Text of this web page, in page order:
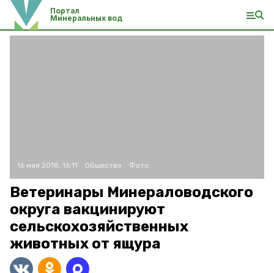
Портал
Минеральных вод
16 мая 2018, 16:11 Общество Фото:
Ветеринары Минераловодского
округа вакцинируют
сельскохозяйственных
животных от ящура